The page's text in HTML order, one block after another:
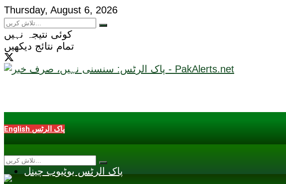
Thursday, August 6, 2026
کوئی نتیجہ نہیں
تمام نتائج دیکھیں
English پاک الرٹس
پاک الرٹس یوٹیوب چینل